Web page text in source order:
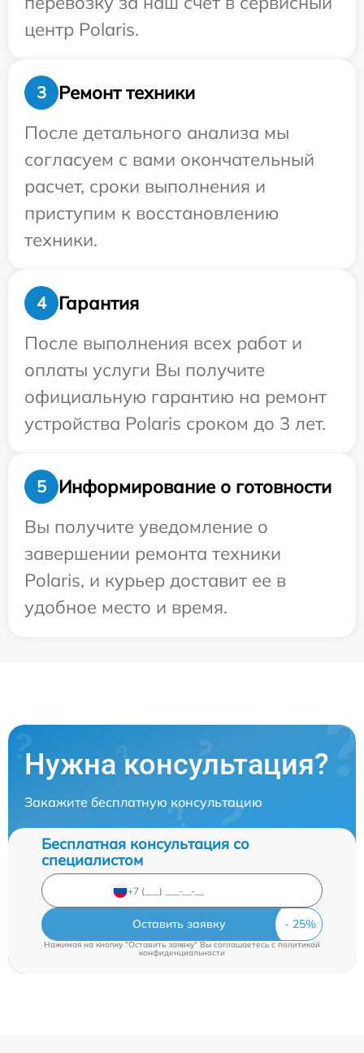
центр Polaris.
3
Ремонт техники
После детального анализа мы
согласуем с вами окончательный
расчет, сроки выполнения и
приступим к восстановлению
техники.
4
Гарантия
После выполнения всех работ и
оплаты услуги Вы получите
официальную гарантию на ремонт
устройства Polaris сроком до 3 лет.
5
Информирование о готовности
Вы получите уведомление о
завершении ремонта техники
Polaris, и курьер доставит ее в
удобное место и время.
Нужна консультация?
Закажите бесплатную консультацию
Бесплатная консультация со
специалистом
Оставить заявку
Нажимая на кнопку "Оставить заявку" Вы соглашаетесь cполитикой
конфиденциальности